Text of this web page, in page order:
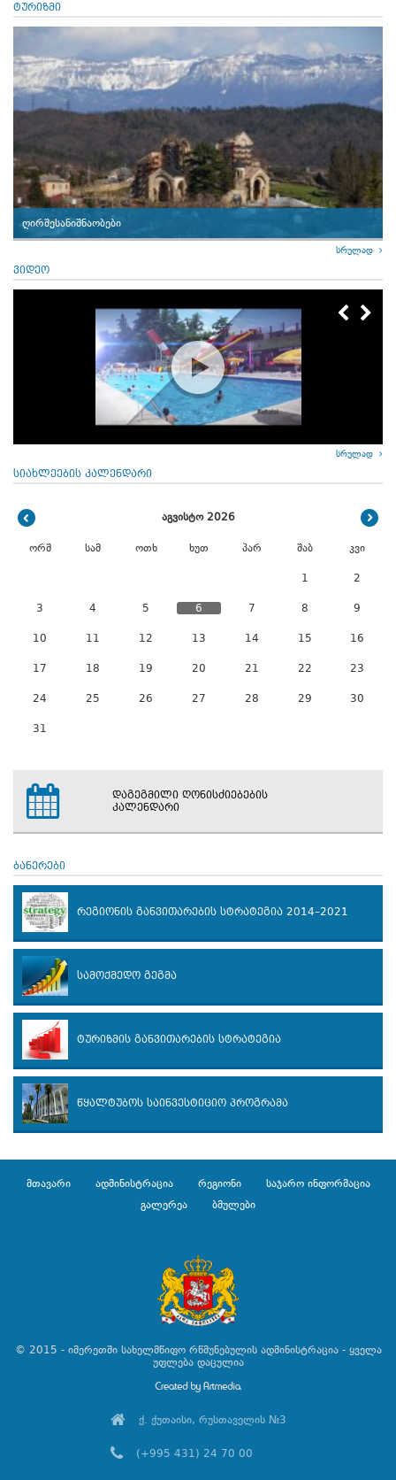
ტურიზმი
ღირშესანიშნაობები
სრულად
ვიდეო
სრულად
სიახლეების კალენდარი
აგვისტო 2026
ორშ სამ ოთხ ხუთ პარ შაბ კვი
1 2
3 4 5 6 7 8 9
10 11 12 13 14 15 16
17 18 19 20 21 22 23
24 25 26 27 28 29 30
31
დაგეგმილი ღონისძიებების
კალენდარი
ბანერები
რეგიონის განვითარების სტრატეგია 2014–2021
სამოქმედო გეგმა
ტურიზმის განვითარების სტრატეგია
წყალტუბოს საინვესტიციო პროგრამა
მთავარი ადმინისტრაცია რეგიონი
საჯარო ინფორმაცია
გალერეა
ბმულები
© 2015 - იმერეთში სახელმწიფო რწმუნებულის ადმინისტრაცია - ყველა
უფლება დაცულია
ქ. ქუთაისი, რუსთაველის №3
(+995 431) 24 70 00